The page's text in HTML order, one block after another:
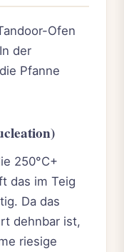
Ofen
der
Pfanne
250°C+
das im Teig
Da das
dehnbar ist,
riesige